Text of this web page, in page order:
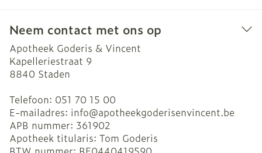
Neem contact met ons op
Apotheek Goderis & Vincent
Kapelleriestraat 9
8840 Staden
Telefoon: 051 70 15 00
E-mailadres: info@apotheekgoderisenvincent.be
APB nummer: 361902
Apotheek titularis: Tom Goderis